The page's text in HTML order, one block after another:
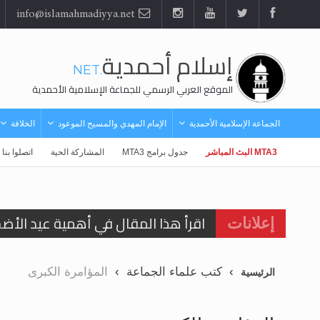
إسلام أحمدية.NET
الموقع العربي الرسمي للجماعة الإسلامية الأحمدية
الجماعة الإسلامية الأحمدية الإمام المهدي والمسيح الموعود الخلافة
MTA3 البث المباشر جدول برامج MTA3 المشاركة الحية اتصلوا بنا
إعلانات
اقرأ هذا المقال في أهمية عيد
الحجّ.. دلالات، حِكم، وأهداف >> المزيد
الرئيسية كتب علماء الجماعة المؤامرة الكبرى